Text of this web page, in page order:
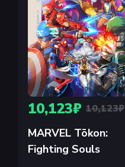
10,123₽ 10,123₽
MARVEL Tōkon:
Fighting Souls